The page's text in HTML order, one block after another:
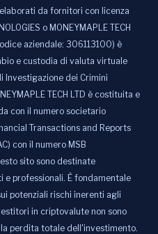
da fornitori con licenza
o MONEYMAPLE TECH
aziendale: 306113100) è
e custodia di valuta virtuale
Investigazione dei Crimini
TECH LTD è costituita e
con il numero societario
Transactions and Reports
con il numero MSB
sito sono destinate
e professionali. È fondamentale
potenziali rischi inerenti agli
in criptovalute non sono
perdita totale dell'investimento.